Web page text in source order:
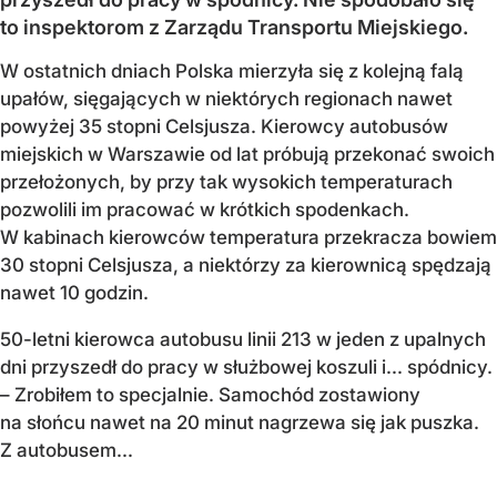
to inspektorom z Zarządu Transportu Miejskiego.
W ostatnich dniach Polska mierzyła się z kolejną falą
upałów, sięgających w niektórych regionach nawet
powyżej 35 stopni Celsjusza. Kierowcy autobusów
miejskich w Warszawie od lat próbują przekonać swoich
przełożonych, by przy tak wysokich temperaturach
pozwolili im pracować w krótkich spodenkach.
W kabinach kierowców temperatura przekracza bowiem
30 stopni Celsjusza, a niektórzy za kierownicą spędzają
nawet 10 godzin.
50-letni kierowca autobusu linii 213 w jeden z upalnych
dni przyszedł do pracy w służbowej koszuli i... spódnicy.
– Zrobiłem to specjalnie. Samochód zostawiony
na słońcu nawet na 20 minut nagrzewa się jak puszka.
Z autobusem...